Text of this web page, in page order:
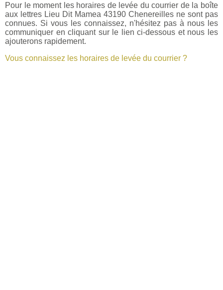
Pour le moment les horaires de levée du courrier de la boîte
aux lettres Lieu Dit Mamea 43190 Chenereilles ne sont pas
connues. Si vous les connaissez, n'hésitez pas à nous les
communiquer en cliquant sur le lien ci-dessous et nous les
ajouterons rapidement.
Vous connaissez les horaires de levée du courrier ?